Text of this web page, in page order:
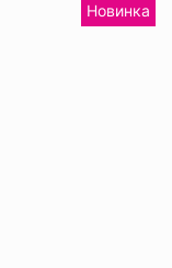
Новинка